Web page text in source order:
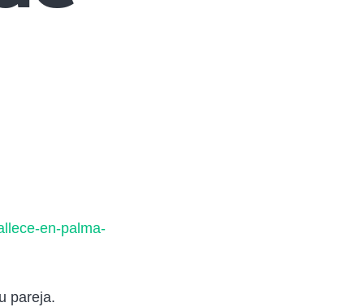
en-palma-
pareja.